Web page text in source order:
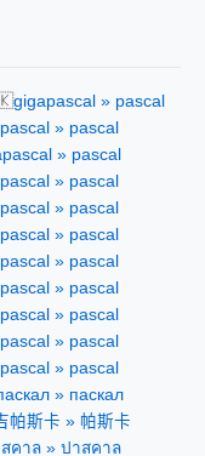
gigapascal » pascal
» pascal
» pascal
» pascal
» pascal
» pascal
» pascal
» pascal
» pascal
» pascal
» pascal
» паскал
帕斯卡 » 帕斯卡
คาล » ปาสคาล